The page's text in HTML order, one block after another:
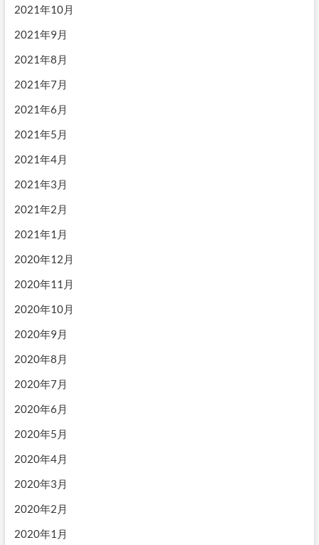
2021年10月
2021年9月
2021年8月
2021年7月
2021年6月
2021年5月
2021年4月
2021年3月
2021年2月
2021年1月
2020年12月
2020年11月
2020年10月
2020年9月
2020年8月
2020年7月
2020年6月
2020年5月
2020年4月
2020年3月
2020年2月
2020年1月